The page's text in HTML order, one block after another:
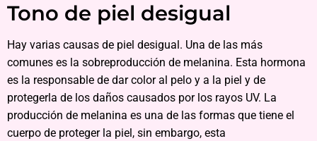
Tono de piel desigual
Hay varias causas de piel desigual. Una de las más
comunes es la sobreproducción de melanina. Esta hormona
es la responsable de dar color al pelo y a la piel y de
protegerla de los daños causados por los rayos UV. La
producción de melanina es una de las formas que tiene el
cuerpo de proteger la piel, sin embargo, esta